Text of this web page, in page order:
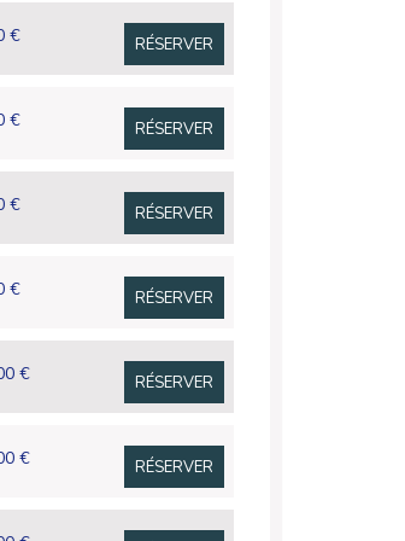
€ RÉSERVER
€ RÉSERVER
€ RÉSERVER
€ RÉSERVER
€ RÉSERVER
€ RÉSERVER